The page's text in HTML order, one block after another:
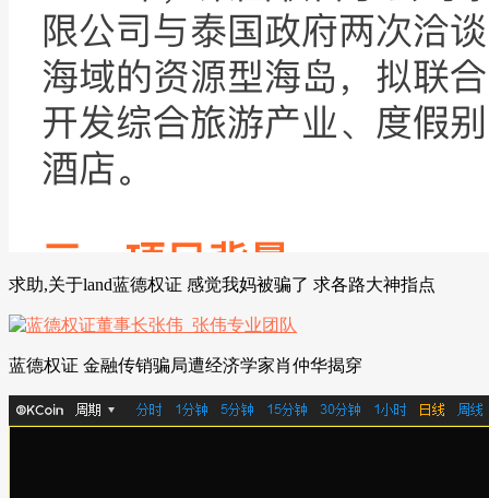
求助,关于land蓝德权证 感觉我妈被骗了 求各路大神指点
蓝德权证 金融传销骗局遭经济学家肖仲华揭穿